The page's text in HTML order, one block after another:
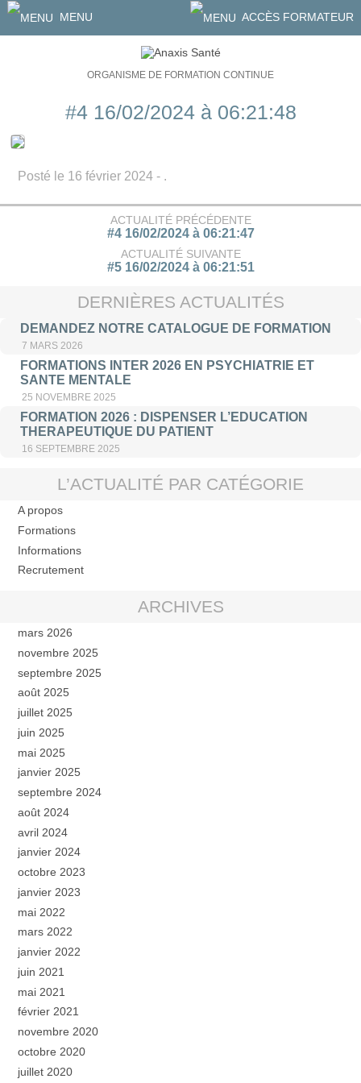
MENU ACCÈS FORMATEUR
ORGANISME DE FORMATION CONTINUE
#4 16/02/2024 à 06:21:48
Posté le 16 février 2024 - .
ACTUALITÉ PRÉCÉDENTE
#4 16/02/2024 à 06:21:47
ACTUALITÉ SUIVANTE
#5 16/02/2024 à 06:21:51
DERNIÈRES ACTUALITÉS
DEMANDEZ NOTRE CATALOGUE DE FORMATION
7 MARS 2026
FORMATIONS INTER 2026 EN PSYCHIATRIE ET
SANTE MENTALE
25 NOVEMBRE 2025
FORMATION 2026 : DISPENSER L’EDUCATION
THERAPEUTIQUE DU PATIENT
16 SEPTEMBRE 2025
L’ACTUALITÉ PAR CATÉGORIE
A propos
Formations
Informations
Recrutement
ARCHIVES
mars 2026
novembre 2025
septembre 2025
août 2025
juillet 2025
juin 2025
mai 2025
janvier 2025
septembre 2024
août 2024
avril 2024
janvier 2024
octobre 2023
janvier 2023
mai 2022
mars 2022
janvier 2022
juin 2021
mai 2021
février 2021
novembre 2020
octobre 2020
juillet 2020